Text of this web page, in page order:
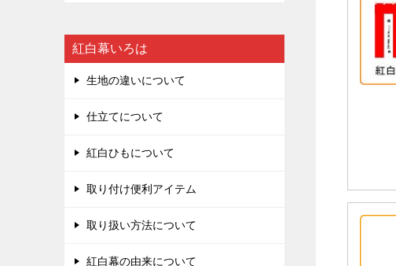
紅白幕いろは
生地の違いについて
仕立てについて
紅白ひもについて
取り付け便利アイテム
取り扱い方法について
紅白幕の由来について